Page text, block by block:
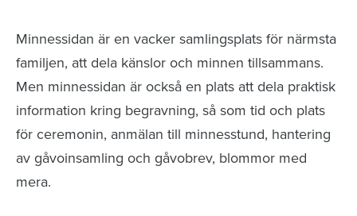
Minnessidan är en vacker samlingsplats för närmsta
familjen, att dela känslor och minnen tillsammans.
Men minnessidan är också en plats att dela praktisk
information kring begravning, så som tid och plats
för ceremonin, anmälan till minnesstund, hantering
av gåvoinsamling och gåvobrev, blommor med
mera.